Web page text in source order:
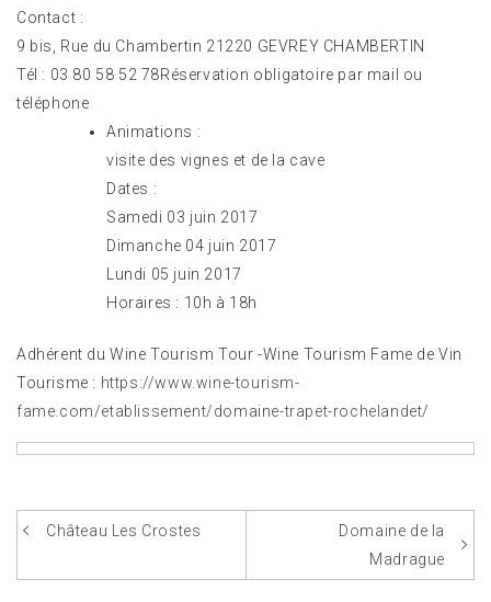
Contact :
9 bis, Rue du Chambertin 21220 GEVREY CHAMBERTIN
Tél : 03 80 58 52 78Réservation obligatoire par mail ou
téléphone
Animations :
visite des vignes et de la cave
Dates :
Samedi 03 juin 2017
Dimanche 04 juin 2017
Lundi 05 juin 2017
Horaires : 10h à 18h
Adhérent du Wine Tourism Tour -Wine Tourism Fame de Vin
Tourisme : https://www.wine-tourism-
fame.com/etablissement/domaine-trapet-rochelandet/
Navigation
de
Château Les Crostes
Domaine de la
Madrague